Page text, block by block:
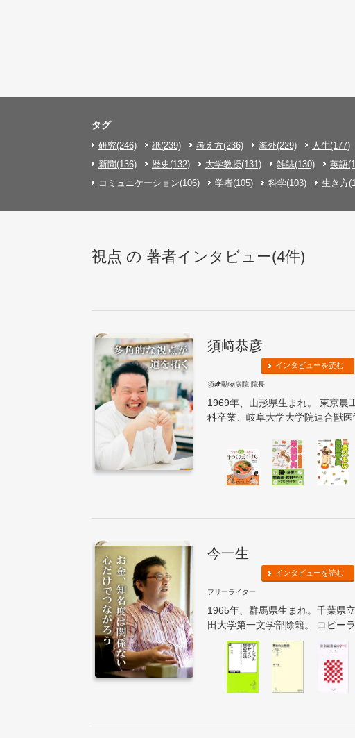
タグ
研究(246) 紙(239) 考え方(236) 海外(229) 人生(177)
新聞(136)
歴史(132) 大学教授(131) 雑誌(130) 英語
コミュニケーション(106)
学者(105) 科学(103) 生き方
視点 の 著者インタビュー(4件)
須﨑恭彦
インタビューを読む
須﨑動物病院 院長
1969年、山形県生まれ。 東京農
科卒業、岐阜大学大学院連合獣医
今一生
インタビューを読む
フリーライター
1965年、群馬県生まれ。千葉県
田大学第一文学部除籍。 コピーラ